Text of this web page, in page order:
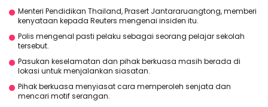
Menteri Pendidikan Thailand, Prasert Jantararuangtong, memberi
kenyataan kepada Reuters mengenai insiden itu.
Polis mengenal pasti pelaku sebagai seorang pelajar sekolah
tersebut.
Pasukan keselamatan dan pihak berkuasa masih berada di
lokasi untuk menjalankan siasatan.
Pihak berkuasa menyiasat cara memperoleh senjata dan
mencari motif serangan.